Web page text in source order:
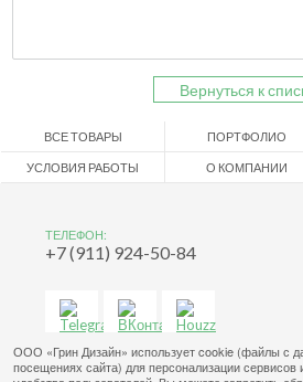
Вернуться к
ВСЕ ТОВАРЫ ПОРТФОЛИО
УСЛОВИЯ РАБОТЫ О КОМПАНИИ
ТЕЛЕФОН:
+7 (911) 924-50-84
ООО «Грин Дизайн» использует cookie (файлы с
посещениях сайта) для персонализации